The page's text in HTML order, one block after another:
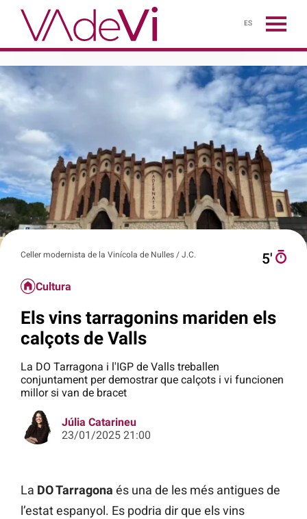
ES
Celler modernista de la Vinícola de Nulles / J.C. 5′
Cultura
Els vins tarragonins mariden els
calçots de Valls
La DO Tarragona i l'IGP de Valls treballen
conjuntament per demostrar que calçots i vi funcionen
millor si van de bracet
Júlia Catarineu
23/01/2025 21:00
La DO Tarragona és una de les més antigues de
l’estat espanyol. Es podria dir que els vins